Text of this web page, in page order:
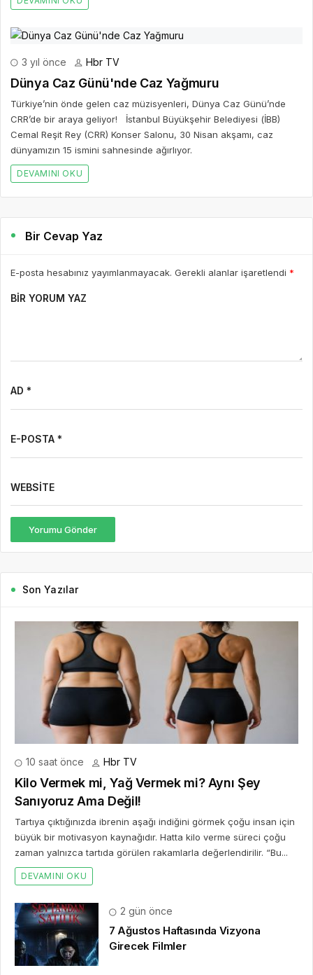
3 yıl önce Hbr TV
Dünya Caz Günü'nde Caz Yağmuru
Türkiye’nin önde gelen caz müzisyenleri, Dünya Caz Günü’nde
CRR’de bir araya geliyor! İstanbul Büyükşehir Belediyesi (İBB)
Cemal Reşit Rey (CRR) Konser Salonu, 30 Nisan akşamı, caz
dünyamızın 15 ismini sahnesinde ağırlıyor.
DEVAMINI OKU
Bir Cevap Yaz
E-posta hesabınız yayımlanmayacak. Gerekli alanlar işaretlendi *
BIR YORUM YAZ
AD *
E-POSTA *
WEBSITE
Yorumu Gönder
Son Yazılar
10 saat önce Hbr TV
Kilo Vermek mi, Yağ Vermek mi? Aynı Şey
Sanıyoruz Ama Değil!
Tartıya çıktığınızda ibrenin aşağı indiğini görmek çoğu insan için
büyük bir motivasyon kaynağıdır. Hatta kilo verme süreci çoğu
zaman yalnızca tartıda görülen rakamlarla değerlendirilir. “Bu...
DEVAMINI OKU
2 gün önce
7 Ağustos Haftasında Vizyona
Girecek Filmler